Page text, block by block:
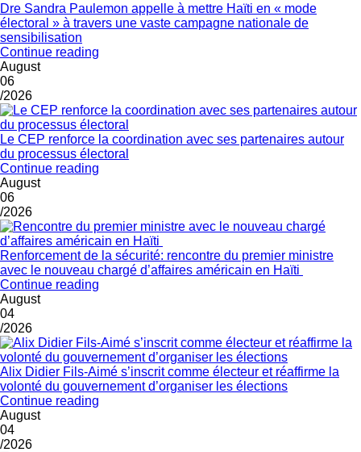
Dre Sandra Paulemon appelle à mettre Haïti en « mode
électoral » à travers une vaste campagne nationale de
sensibilisation
Continue reading
August
06
/2026
Le CEP renforce la coordination avec ses partenaires autour
du processus électoral
Continue reading
August
06
/2026
Renforcement de la sécurité: rencontre du premier ministre
avec le nouveau chargé d’affaires américain en Haïti
Continue reading
August
04
/2026
Alix Didier Fils-Aimé s’inscrit comme électeur et réaffirme la
volonté du gouvernement d’organiser les élections
Continue reading
August
04
/2026